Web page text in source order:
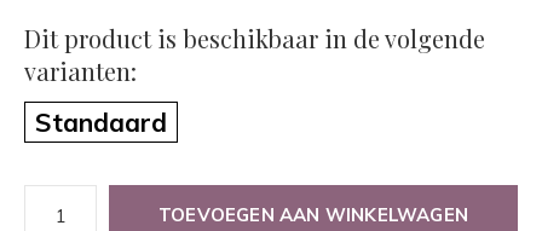
Dit product is beschikbaar in de volgende
varianten:
Standaard
TOEVOEGEN AAN WINKELWAGEN